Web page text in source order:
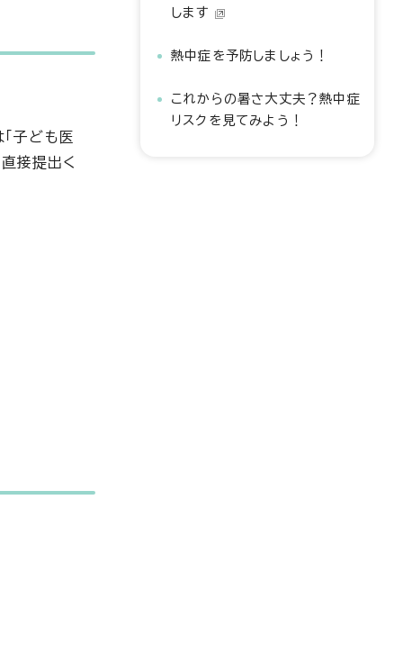
子ども医
接提出く
します
熱中症を予防しましょう！
これからの暑さ大丈夫？熱中症
リスクを見てみよう！